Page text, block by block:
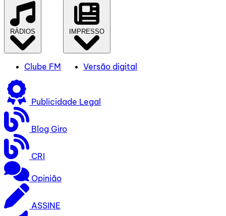
RÁDIOS
Clube FM
IMPRESSO
Versão digital
Publicidade Legal
Blog Giro
CRI
Opinião
ASSINE